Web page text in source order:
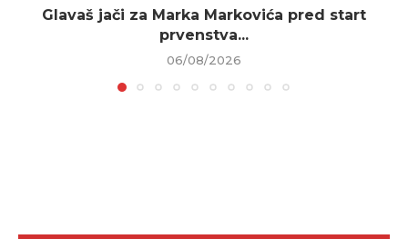
Glavaš jači za Marka Markovića pred start
prvenstva...
06/08/2026